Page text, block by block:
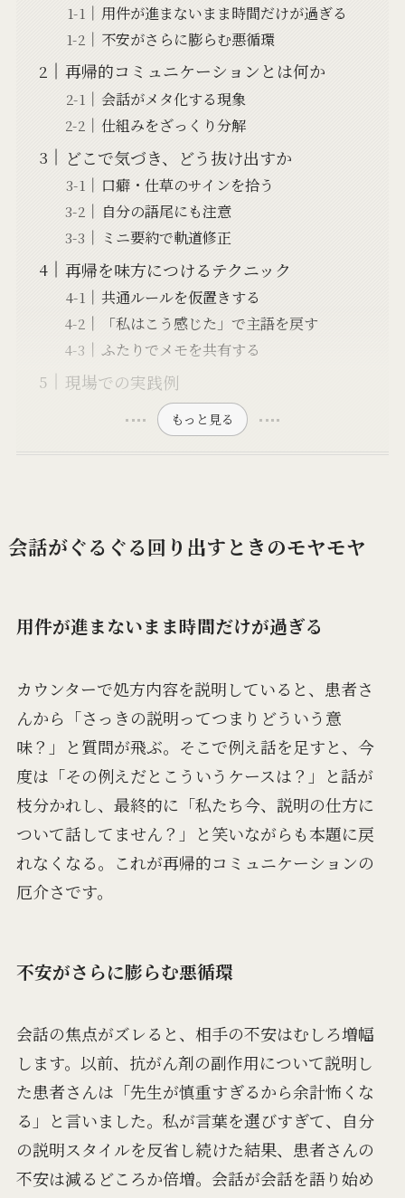
用件が進まないまま時間だけが過ぎる
不安がさらに膨らむ悪循環
再帰的コミュニケーションとは何か
会話がメタ化する現象
仕組みをざっくり分解
どこで気づき、どう抜け出すか
口癖・仕草のサインを拾う
自分の語尾にも注意
ミニ要約で軌道修正
再帰を味方につけるテクニック
共通ルールを仮置きする
「私はこう感じた」で主語を戻す
ふたりでメモを共有する
現場での実践例
もっと見る
会話がぐるぐる回り出すときのモヤモヤ
用件が進まないまま時間だけが過ぎる
カウンターで処方内容を説明していると、患者さ
んから「さっきの説明ってつまりどういう意
味？」と質問が飛ぶ。そこで例え話を足すと、今
度は「その例えだとこういうケースは？」と話が
枝分かれし、最終的に「私たち今、説明の仕方に
ついて話してません？」と笑いながらも本題に戻
れなくなる。これが再帰的コミュニケーションの
厄介さです。
不安がさらに膨らむ悪循環
会話の焦点がズレると、相手の不安はむしろ増幅
します。以前、抗がん剤の副作用について説明し
た患者さんは「先生が慎重すぎるから余計怖くな
る」と言いました。私が言葉を選びすぎて、自分
の説明スタイルを反省し続けた結果、患者さんの
不安は減るどころか倍増。会話が会話を語り始め